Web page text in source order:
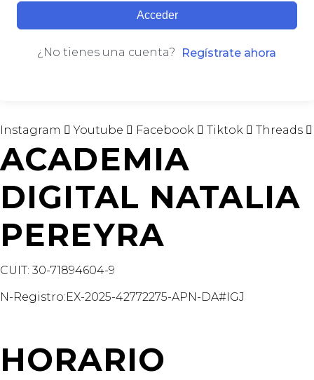
Acceder
¿No tienes una cuenta? Regístrate ahora
Instagram Youtube Facebook Tiktok Threads
ACADEMIA
DIGITAL NATALIA
PEREYRA
CUIT: 30-71894604-9
N-Registro:EX-2025-42772275-APN-DA#IGJ
HORARIO